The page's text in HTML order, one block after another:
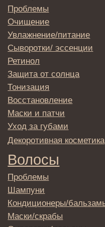
Подписаться
E-mail
вы соглашаетесь с политикой в
обработки персональных данных